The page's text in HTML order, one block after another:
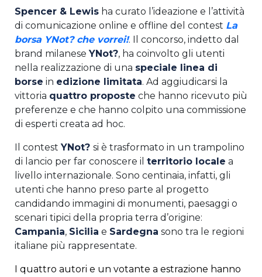
Spencer & Lewis ha curato l’ideazione e l’attività
di comunicazione online e offline del contest La
borsa YNot? che vorrei!. Il concorso, indetto dal
brand milanese YNot?, ha coinvolto gli utenti
nella realizzazione di una speciale linea di
borse in edizione limitata. Ad aggiudicarsi la
vittoria quattro proposte che hanno ricevuto più
preferenze e che hanno colpito una commissione
di esperti creata ad hoc.
Il contest YNot? si è trasformato in un trampolino
di lancio per far conoscere il territorio locale a
livello internazionale. Sono centinaia, infatti, gli
utenti che hanno preso parte al progetto
candidando immagini di monumenti, paesaggi o
scenari tipici della propria terra d’origine:
Campania, Sicilia e Sardegna sono tra le regioni
italiane più rappresentate.
I quattro autori e un votante a estrazione hanno